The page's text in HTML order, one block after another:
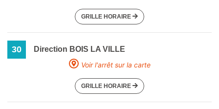
GRILLE HORAIRE
30
Direction BOIS LA VILLE
Voir l'arrêt sur la carte
GRILLE HORAIRE